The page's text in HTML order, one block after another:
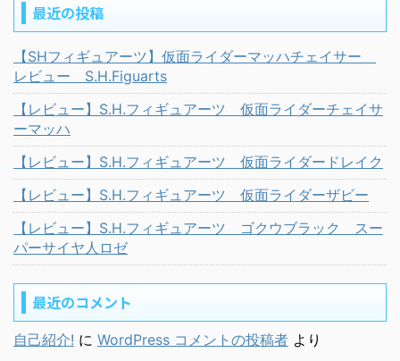
最近の投稿
【SHフィギュアーツ】仮面ライダーマッハチェイサー
レビュー S.H.Figuarts
【レビュー】S.H.フィギュアーツ 仮面ライダーチェイサ
ーマッハ
【レビュー】S.H.フィギュアーツ 仮面ライダードレイク
【レビュー】S.H.フィギュアーツ 仮面ライダーザビー
【レビュー】S.H.フィギュアーツ ゴクウブラック スー
パーサイヤ人ロゼ
最近のコメント
自己紹介! に WordPress コメントの投稿者 より